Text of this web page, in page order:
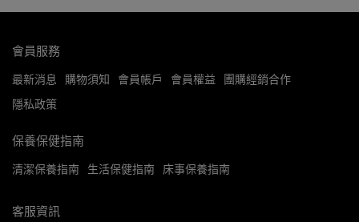
會員服務
最新消息 購物須知 會員帳戶 會員權益
團購經銷合作
隱私政策
保養保健指南
清潔保養指南 生活保健指南 床事保養指南
客服資訊